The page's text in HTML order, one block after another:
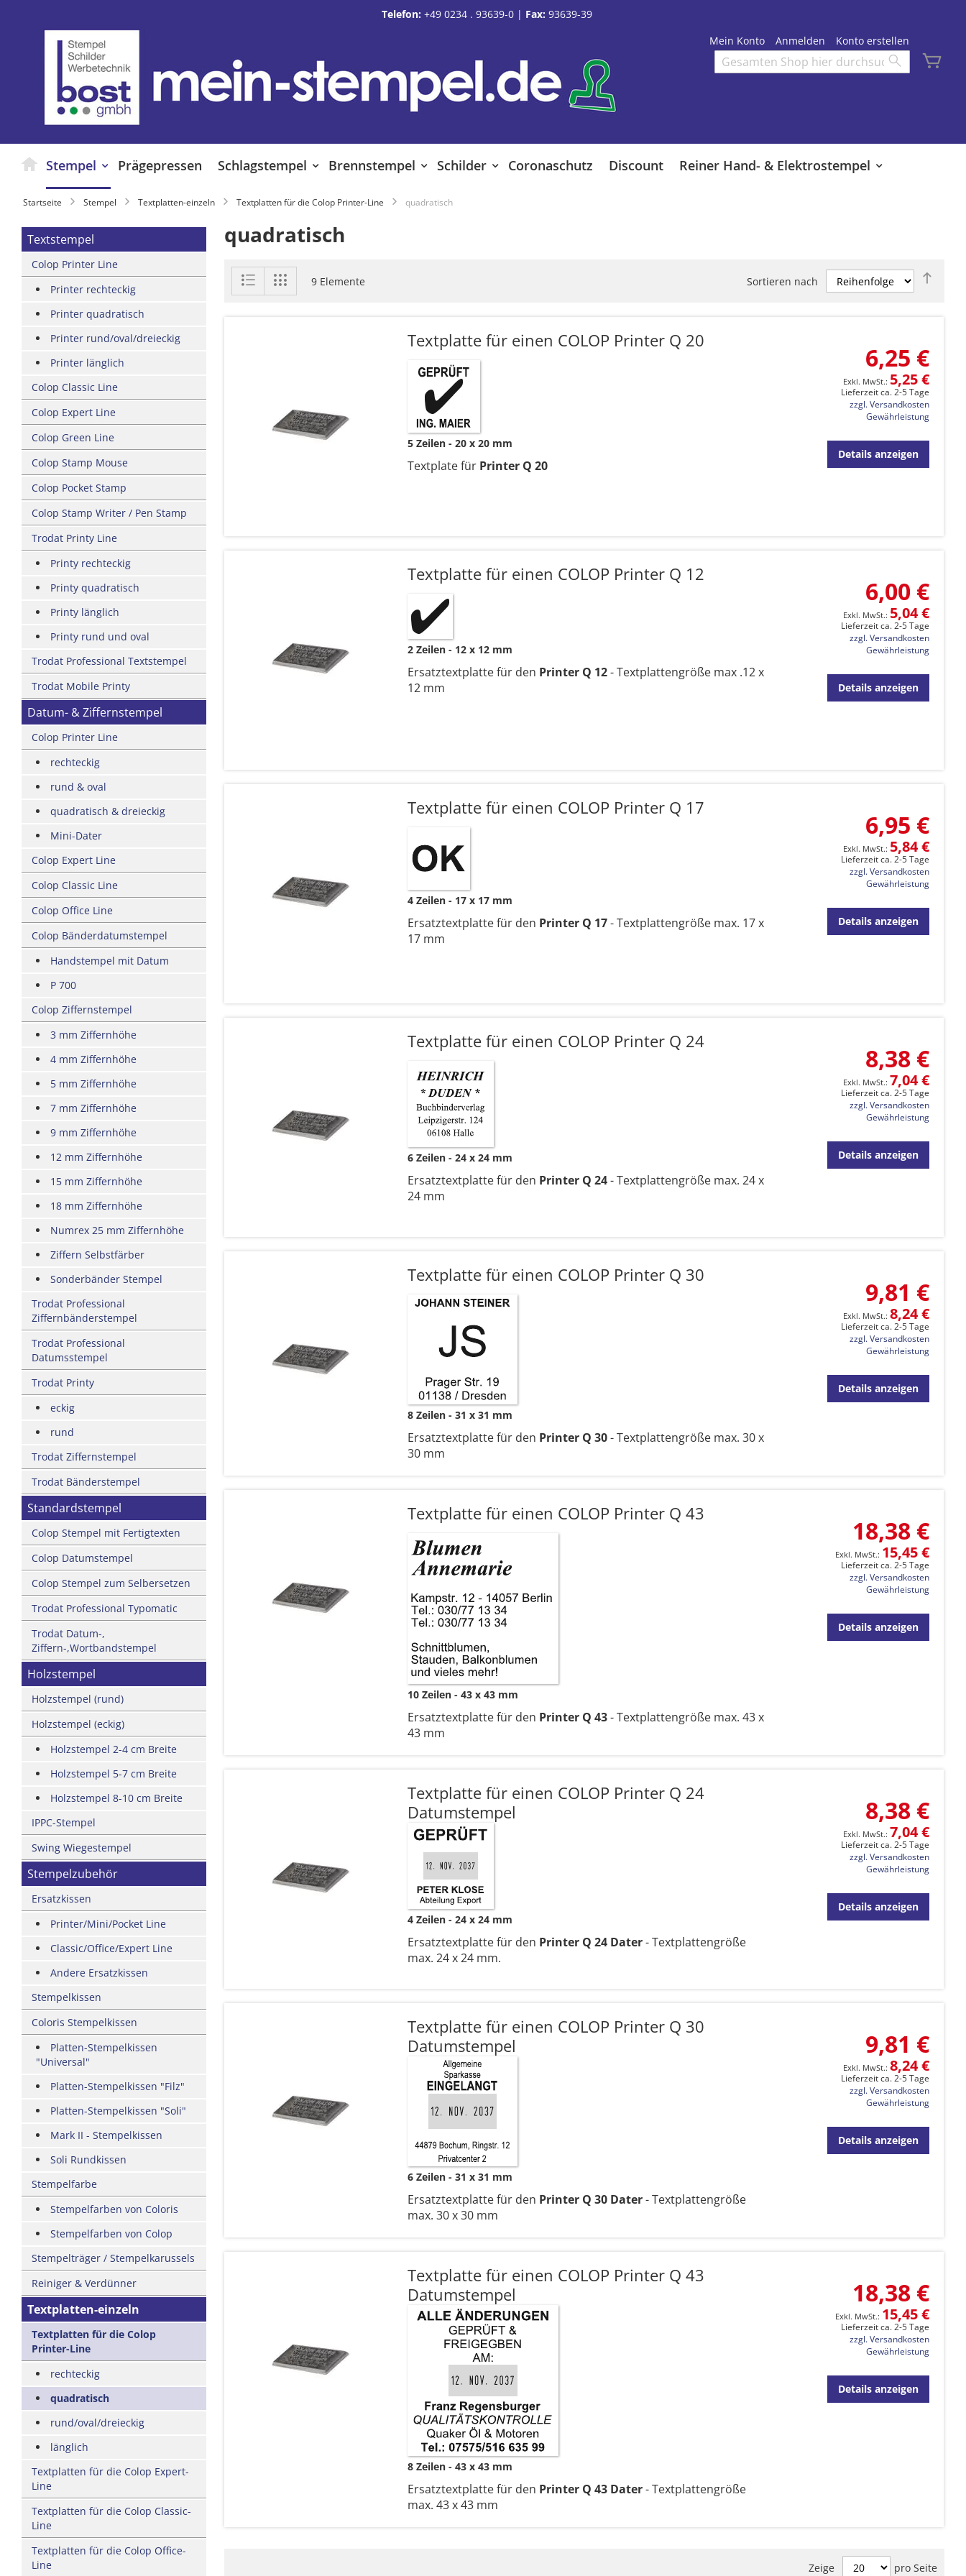
Telefon: +49 0234 . 93639-0| Fax: 93639-39
Mein Konto
Anmelden Konto erstellen
Search
Stempel Prägepressen Schlagstempel Brennstempel Schilder Coronaschutz Discount Reiner Hand- & Elektrostempel
Startseite Stempel Textplatten-einzeln Textplatten für die Colop Printer-Line quadratisch
quadratisch
Anzeigen
als
Liste 9 Elemente Sortieren nach
Textplatte für einen COLOP Printer Q 20
5 Zeilen 20 x 20 mm
Textplate für Printer Q 20
6,25 €
5,25 €
Lieferzeit ca. 2-5 Tage
zzgl. Versandkosten
Gewährleistung
Details anzeigen
Textplatte für einen COLOP Printer Q 12
2 Zeilen 12 x 12 mm
Ersatztextplatte für den Printer Q 12- Textplattengröße max .12 x
12 mm
6,00 €
5,04 €
Lieferzeit ca. 2-5 Tage
zzgl. Versandkosten
Gewährleistung
Details anzeigen
Textplatte für einen COLOP Printer Q 17
4 Zeilen 17 x 17 mm
Ersatztextplatte für den Printer Q 17- Textplattengröße max. 17 x
17 mm
6,95 €
5,84 €
Lieferzeit ca. 2-5 Tage
zzgl. Versandkosten
Gewährleistung
Details anzeigen
Textplatte für einen COLOP Printer Q 24
6 Zeilen 24 x 24 mm
Ersatztextplatte für den Printer Q 24- Textplattengröße max. 24 x
24 mm
8,38 €
7,04 €
Lieferzeit ca. 2-5 Tage
zzgl. Versandkosten
Gewährleistung
Details anzeigen
Textplatte für einen COLOP Printer Q 30
8 Zeilen 31 x 31 mm
Ersatztextplatte für den Printer Q 30- Textplattengröße max. 30 x
30 mm
9,81 €
8,24 €
Lieferzeit ca. 2-5 Tage
zzgl. Versandkosten
Gewährleistung
Details anzeigen
Textplatte für einen COLOP Printer Q 43
10 Zeilen 43 x 43 mm
Ersatztextplatte für den Printer Q 43- Textplattengröße max. 43 x
43 mm
18,38 €
15,45 €
Lieferzeit ca. 2-5 Tage
zzgl. Versandkosten
Gewährleistung
Details anzeigen
Textplatte für einen COLOP Printer Q 24
Datumstempel
4 Zeilen 24 x 24 mm
Ersatztextplatte für den Printer Q 24 Dater- Textplattengröße
max. 24 x 24 mm.
8,38 €
7,04 €
Lieferzeit ca. 2-5 Tage
zzgl. Versandkosten
Gewährleistung
Details anzeigen
Textplatte für einen COLOP Printer Q 30
Datumstempel
6 Zeilen 31 x 31 mm
Ersatztextplatte für den Printer Q 30 Dater- Textplattengröße
max. 30 x 30 mm
9,81 €
8,24 €
Lieferzeit ca. 2-5 Tage
zzgl. Versandkosten
Gewährleistung
Details anzeigen
Textplatte für einen COLOP Printer Q 43
Datumstempel
8 Zeilen 43 x 43 mm
Ersatztextplatte für den Printer Q 43 Dater- Textplattengröße
max. 43 x 43 mm
18,38 €
15,45 €
Lieferzeit ca. 2-5 Tage
zzgl. Versandkosten
Gewährleistung
Details anzeigen
Zeige pro Seite
Textstempel
Colop Printer Line
Printer rechteckig
Printer quadratisch
Printer rund/oval/dreieckig
Printer länglich
Colop Classic Line
Colop Expert Line
Colop Green Line
Colop Stamp Mouse
Colop Pocket Stamp
Colop Stamp Writer / Pen Stamp
Trodat Printy Line
Printy rechteckig
Printy quadratisch
Printy länglich
Printy rund und oval
Trodat Professional Textstempel
Trodat Mobile Printy
Datum- & Ziffernstempel
Colop Printer Line
rechteckig
rund & oval
quadratisch & dreieckig
Mini-Dater
Colop Expert Line
Colop Classic Line
Colop Office Line
Colop Bänderdatumstempel
Handstempel mit Datum
P 700
Colop Ziffernstempel
3 mm Ziffernhöhe
4 mm Ziffernhöhe
5 mm Ziffernhöhe
7 mm Ziffernhöhe
9 mm Ziffernhöhe
12 mm Ziffernhöhe
15 mm Ziffernhöhe
18 mm Ziffernhöhe
Numrex 25 mm Ziffernhöhe
Ziffern Selbstfärber
Sonderbänder Stempel
Trodat Professional
Ziffernbänderstempel
Trodat Professional
Datumsstempel
Trodat Printy
eckig
rund
Trodat Ziffernstempel
Trodat Bänderstempel
Standardstempel
Colop Stempel mit Fertigtexten
Colop Datumstempel
Colop Stempel zum Selbersetzen
Trodat Professional Typomatic
Trodat Datum-,
Ziffern-,Wortbandstempel
Holzstempel
Holzstempel (rund)
Holzstempel (eckig)
Holzstempel 2-4 cm Breite
Holzstempel 5-7 cm Breite
Holzstempel 8-10 cm Breite
IPPC-Stempel
Swing Wiegestempel
Stempelzubehör
Ersatzkissen
Printer/Mini/Pocket Line
Classic/Office/Expert Line
Andere Ersatzkissen
Stempelkissen
Coloris Stempelkissen
Platten-Stempelkissen
"Universal"
Platten-Stempelkissen "Filz"
Platten-Stempelkissen "Soli"
Mark II - Stempelkissen
Soli Rundkissen
Stempelfarbe
Stempelfarben von Coloris
Stempelfarben von Colop
Stempelträger / Stempelkarussels
Reiniger & Verdünner
Textplatten-einzeln
Textplatten für die Colop
Printer-Line
rechteckig
quadratisch
rund/oval/dreieckig
länglich
Textplatten für die Colop Expert-
Line
Textplatten für die Colop Classic-
Line
Textplatten für die Colop Office-
Line